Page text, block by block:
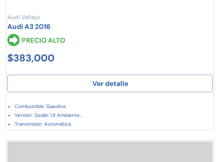
Audi Vallejo
Audi A3 2016
PRECIO ALTO
$383,000
Ver detalle
Combustible: Gasolina
Versión: Sedán 1.8 Ambiente...
Transmisión: Automática